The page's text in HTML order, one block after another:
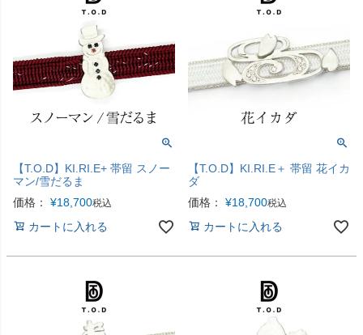
【T.O.D】KI.RI.E+ 帯留 スノー
マン/雪だるま
価格：
¥18,700税込
カートに入れる
【T.O.D】KI.RI.E＋ 帯留 花イカ
ダ
価格：
¥18,700税込
カートに入れる